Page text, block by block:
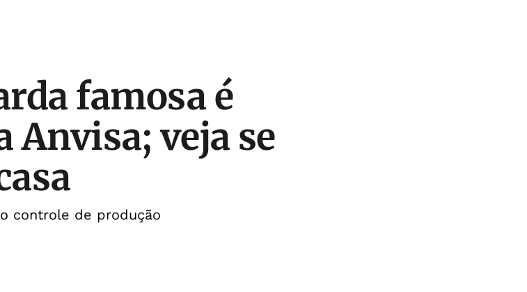
famosa é
Anvisa; veja se
controle de produção